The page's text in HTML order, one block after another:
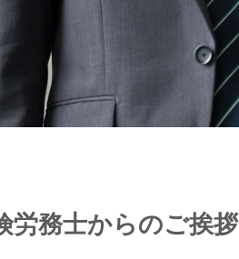
労務士からのご挨拶